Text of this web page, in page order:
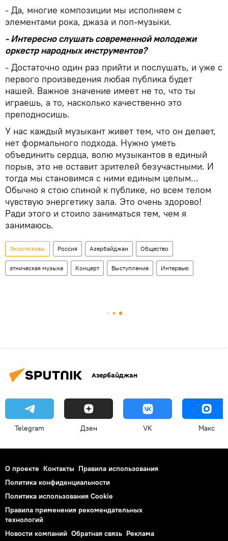
- Да, многие композиции мы исполняем с
элементами рока, джаза и поп-музыки.
- Интересно слушать современной молодежи
оркестр народных инструментов?
- Достаточно один раз прийти и послушать, и уже с
первого произведения любая публика будет
нашей. Важное значение имеет не то, что ты
играешь, а то, насколько качественно это
преподносишь.
У нас каждый музыкант живет тем, что он делает,
нет формального подхода. Нужно уметь
объединить сердца, волю музыкантов в единый
порыв, это не оставит зрителей безучастными. И
тогда мы становимся с ними единым целым...
Обычно я стою спиной к публике, но всем телом
чувствую энергетику зала. Это очень здорово!
Ради этого и стоило заниматься тем, чем я
занимаюсь.
Эксклюзивы Россия Азербайджан Общество
этническая музыка Концерт Выступление Интервью
Азербайджан
Telegram Дзен VK Макс
О проекте Контакты Правила использования
Политика конфиденциальности
Политика использования Cookie
Правила применения рекомендательных
технологий
Новости компаний Обратная связь Реклама